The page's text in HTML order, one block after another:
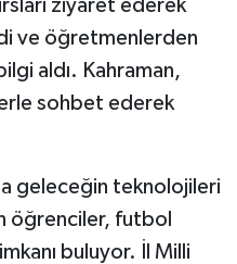
ziyaret ederek
ve öğretmenlerden
aldı. Kahraman,
sohbet ederek
geleceğin teknolojileri
öğrenciler, futbol
buluyor. İl Milli